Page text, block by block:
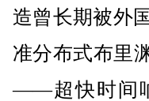
造曾长期被外
准分布式布里
——超快时间